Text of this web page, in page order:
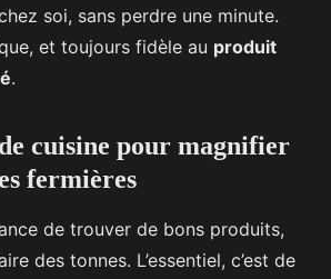
soi, sans perdre une minute.
et toujours fidèle au produit
.
cuisine pour magnifier
fermières
de trouver de bons produits,
des tonnes. L’essentiel, c’est de